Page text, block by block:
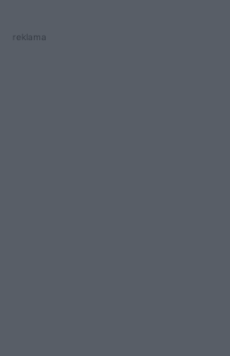
reklama